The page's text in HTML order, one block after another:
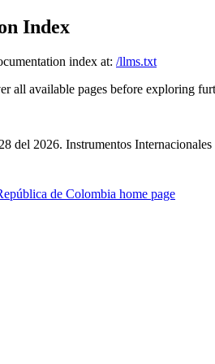
Index
index at: /llms.txt
all available pages before exploring
del 2026. Instrumentos Internacionales
de Colombia home page